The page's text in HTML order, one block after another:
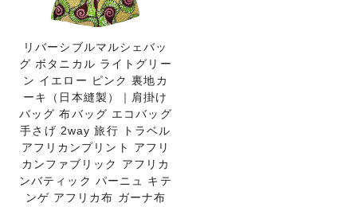
リバーシブルマルシェバッ
グ ボタニカル ライトグリー
ン イエロー ピンク 裏地カ
ーキ（日本縫製）｜肩掛け
バッグ 布バッグ エコバッグ
手さげ 2way 旅行 トラベル
アフリカンプリント アフリ
カンファブリック アフリカ
ンバティック パーニュ キテ
ンゲ アフリカ布 ガーナ布